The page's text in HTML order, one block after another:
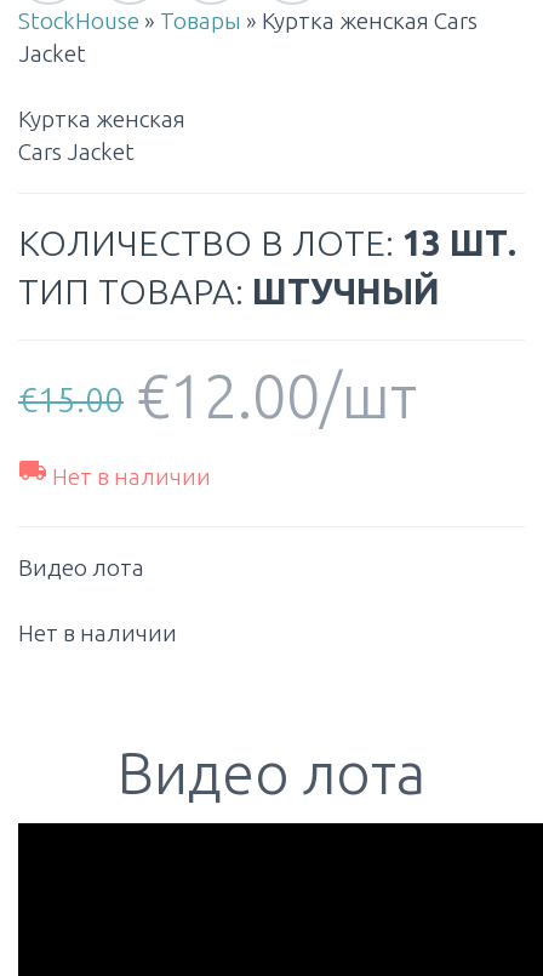
StockHouse » Товары » Куртка женская Cars
Jacket
Куртка женская
Cars Jacket
КОЛИЧЕСТВО В ЛОТЕ: 13 ШТ.
ТИП ТОВАРА: ШТУЧНЫЙ
€15.00 €12.00/шт
 Нет в наличии
Видео лота
Нет в наличии
Видео лота